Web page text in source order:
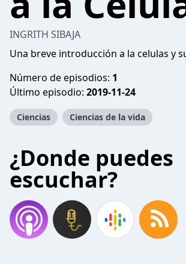
INGRITH SIBAJA
Una breve introducción a la celulas y
Número de episodios: 1
Último episodio: 2019-11-24
Ciencias Ciencias de la vida
¿Donde puedes
escuchar?